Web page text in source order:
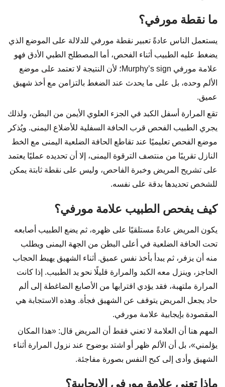
ما نقطة مورفي؟
يستعمل الناس عادةً تعبير نقطة مورفي للدلالة على الموضع الذي
يضغط عليه الطبيب أثناء الفحص، أما المصطلح الطبي الأدق فهو
علامة مورفي Murphy’s sign؛ لأن النتيجة لا تعتمد على موضع
الألم وحده، بل على ما يحدث عند الضغط بالتزامن مع أخذ شهيق
عميق.
تقع المرارة أسفل الكبد في الجزء العلوي الأيمن من البطن، ولذلك
يجري الطبيب الفحص قرب الحافة السفلية للأضلاع اليمنى. ويُذكر
موضع الفحص تعليميًا عند تقاطع الحافة الضلعية اليمنى مع الخط
النازل تقريبًا من منتصف الترقوة اليمنى، إلا أن تحديده عمليًا يعتمد
على تشريح المريض وخبرة الفاحص، وليس على نقطة ثابتة يمكن
للشخص تحديدها بدقة على نفسه.
كيف يفحص الطبيب علامة مورفي؟
يكون المريض عادةً مستلقيًا على ظهره، ثم يضع الطبيب أصابعه
تحت الحافة الضلعية في أعلى البطن من الجهة اليمنى ويطلب
منه أن يزفر، ثم يبدأ بأخذ نفس عميق. أثناء الشهيق يهبط الحجاب
الحاجز، وينزل معه الكبد والمرارة قليلًا نحو يد الطبيب. إذا كانت
المرارة ملتهبة، فقد يؤدي اقترابها من الأصابع الضاغطة إلى ألم
حاد يجعل المريض يتوقف عن الشهيق فجأة. وهذه الاستجابة هي
المقصودة بإيجابية علامة مورفي.
المهم هنا أن العلامة لا تعني فقط أن المريض قال: «هذا المكان
يؤلمني»، بل أن الألم ظهر أو اشتد بوضوح عند نزول المرارة أثناء
الشهيق وأدى إلى كبح النفس بصورة مفاجئة.
ماذا تعني علامة مورفي الإيجابية؟